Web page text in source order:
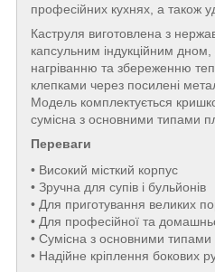
професійних кухнях, а також
Каструля виготовлена з
капсульним індукційним
нагріванню та збереженню
клепками через посилені
Модель комплектується
сумісна з основними типами
Переваги
• Високий місткий корпус
• Зручна для супів і бульйонів
• Для приготування великих
• Для професійної та
• Сумісна з основними типами
• Надійне кріплення бокових